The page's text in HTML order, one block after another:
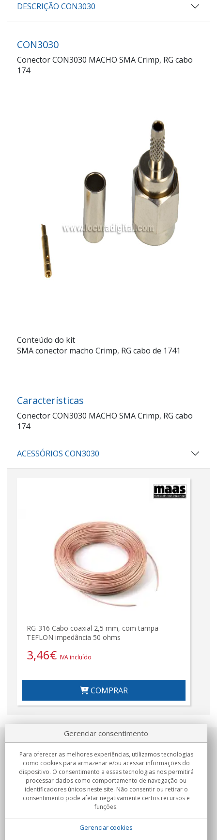
DESCRIÇÃO CON3030
CON3030
Conector CON3030 MACHO SMA Crimp, RG cabo
174
Conteúdo do kit
SMA conector macho Crimp, RG cabo de 1741
Características
Conector CON3030 MACHO SMA Crimp, RG cabo
174
ACESSÓRIOS CON3030
RG-316 Cabo coaxial 2,5 mm, com tampa
TEFLON impedância 50 ohms
3,46€ IVA incluído
COMPRAR
Sobre nosotros
Compromissos
Compras
Gerenciar consentimento
Para oferecer as melhores experiências, utilizamos tecnologias
como cookies para armazenar e/ou acessar informações do
dispositivo. O consentimento a essas tecnologias nos permitirá
processar dados como comportamento de navegação ou
identificadores únicos neste site. Não consentir ou retirar o
consentimento pode afetar negativamente certos recursos e
funções.
Gerenciar cookies